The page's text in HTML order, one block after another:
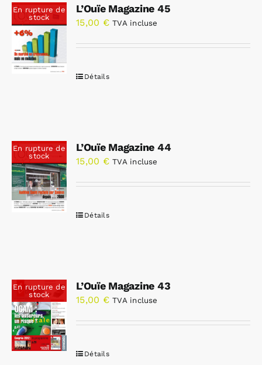
En rupture de
stock
L’Ouïe Magazine 45
15,00 € TVA incluse
Détails
En rupture de
stock
L’Ouïe Magazine 44
15,00 € TVA incluse
Détails
En rupture de
stock
L’Ouïe Magazine 43
15,00 € TVA incluse
Détails